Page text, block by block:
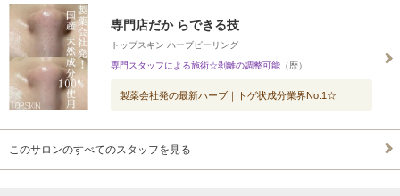
専門店だか らできる技
トップスキン ハーブピーリング
専門スタッフによる施術☆剥離の調整可能 （歴）
製薬会社発の最新ハーブ｜トゲ状成分業界No.1☆
このサロンのすべてのスタッフを見る